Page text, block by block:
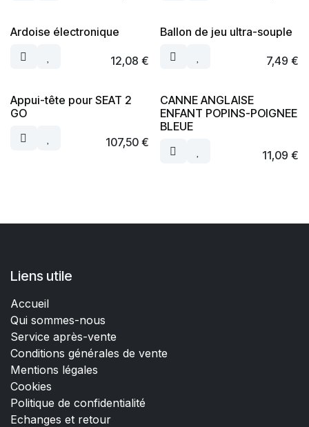
Ardoise électronique
12,08 €
Ballon de jeu ultra-souple
7,49 €
Appui-tête pour SEAT 2
GO
107,50€
CANNE ANGLAISE
ENFANT POPINS-POIGNEE
BLEUE
11,09 €
Liens utile
Accueil
Qui sommes-nous
Service après-vente
Conditions générales de vente
Mentions légales
Cookies
Politique de confidentialité
Echanges et retour